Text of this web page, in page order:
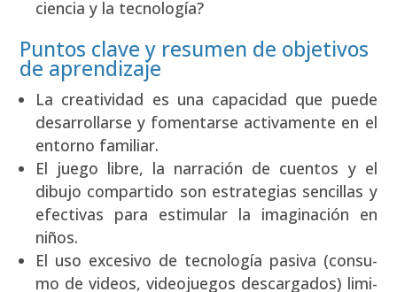
cien­cia y la tec­no­lo­gía?
Puntos clave y resumen de objetivos
de aprendizaje
La crea­ti­vi­dad es una capa­ci­dad que pue­de
desa­rro­llar­se y fomen­tar­se acti­va­men­te en el
entorno fami­liar.
El jue­go libre, la narra­ción de cuen­tos y el
dibu­jo com­par­ti­do son estra­te­gias sen­ci­llas y
efec­ti­vas para esti­mu­lar la ima­gi­na­ción en
niños.
El uso exce­si­vo de tec­no­lo­gía pasi­va (con­su­
mo de videos, video­jue­gos des­car­ga­dos) limi­